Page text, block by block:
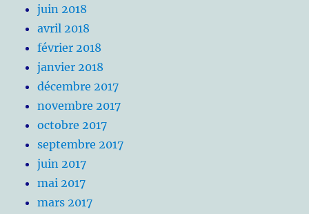
juin 2018
avril 2018
février 2018
janvier 2018
décembre 2017
novembre 2017
octobre 2017
septembre 2017
juin 2017
mai 2017
mars 2017